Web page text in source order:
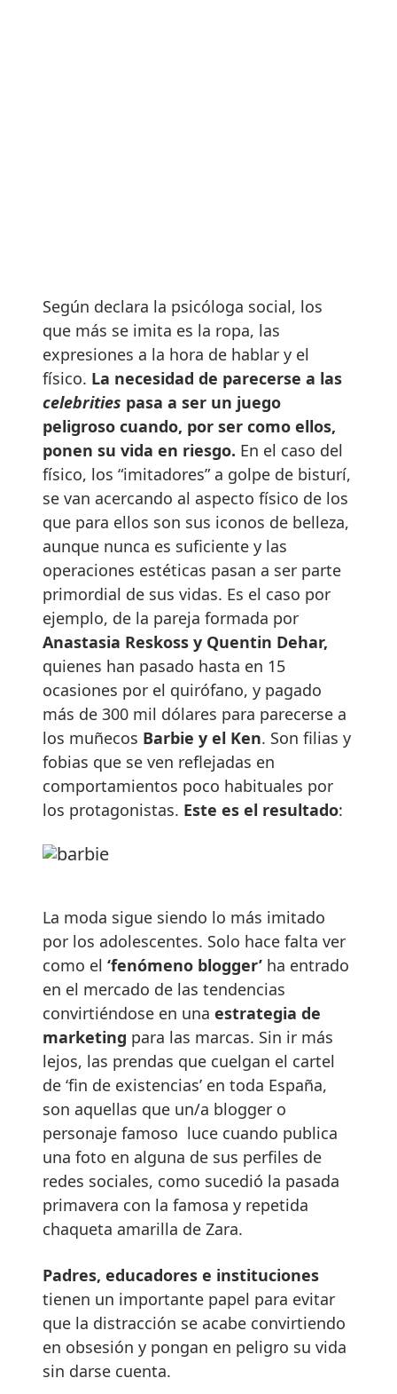
Según declara la psicóloga social, los
que más se imita es la ropa, las
expresiones a la hora de hablar y el
físico. La necesidad de parecerse a las
celebrities pasa a ser un juego
peligroso cuando, por ser como ellos,
ponen su vida en riesgo. En el caso del
físico, los “imitadores” a golpe de bisturí,
se van acercando al aspecto físico de los
que para ellos son sus iconos de belleza,
aunque nunca es suficiente y las
operaciones estéticas pasan a ser parte
primordial de sus vidas. Es el caso por
ejemplo, de la pareja formada por
Anastasia Reskoss y Quentin Dehar,
quienes han pasado hasta en 15
ocasiones por el quirófano, y pagado
más de 300 mil dólares para parecerse a
los muñecos Barbie y el Ken. Son filias y
fobias que se ven reflejadas en
comportamientos poco habituales por
los protagonistas. Este es el resultado:
La moda sigue siendo lo más imitado
por los adolescentes. Solo hace falta ver
como el ‘fenómeno blogger’ ha entrado
en el mercado de las tendencias
convirtiéndose en una estrategia de
marketing para las marcas. Sin ir más
lejos, las prendas que cuelgan el cartel
de ‘fin de existencias’ en toda España,
son aquellas que un/a blogger o
personaje famoso luce cuando publica
una foto en alguna de sus perfiles de
redes sociales, como sucedió la pasada
primavera con la famosa y repetida
chaqueta amarilla de Zara.
Padres, educadores e instituciones
tienen un importante papel para evitar
que la distracción se acabe convirtiendo
en obsesión y pongan en peligro su vida
sin darse cuenta.